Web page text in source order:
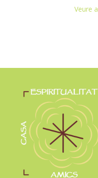
Veure